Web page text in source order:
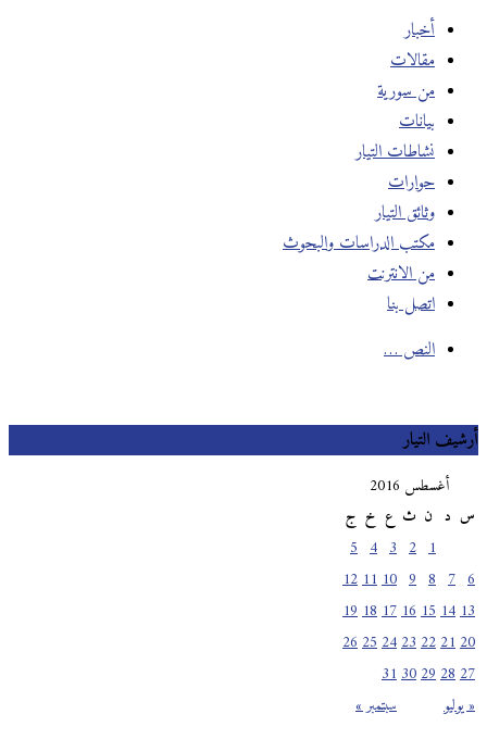
أخبار
مقالات
من سورية
بيانات
نشاطات التيار
حوارات
وثائق التيار
مكتب الدراسات والبحوث
من الانترنت
اتصل بنا
النص …
أرشيف التيار
أغسطس 2016
س
ث خ ج
« يوليو سبتمبر »
10
11
12
13
14
15
16
17
18
19
20
21
22
23
24
25
26
27
28
29
30
31